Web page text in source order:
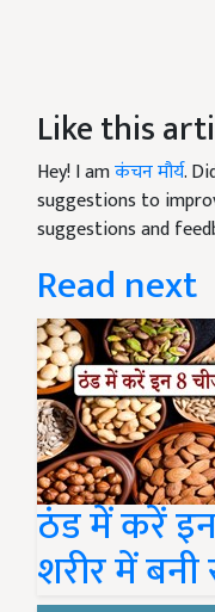
Like this
Hey! I amकंचन मौर्य.
suggestions to
suggestions and
Read next
ठंड में करें
शरीर में बनी